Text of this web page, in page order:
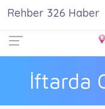
İftarda
Rehber 326 Haber